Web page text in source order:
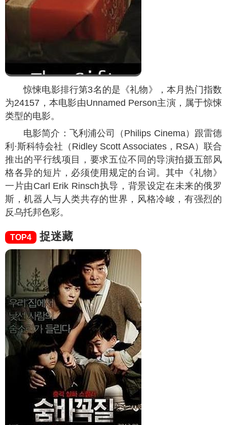
惊悚电影排行第3名的是《礼物》，本月热门指数
为24157 ，本电影由Unnamed Person主演，属于惊悚
类型的电影。
电影简介：飞利浦公司（Philips Cinema）跟雷德
利·斯科特会社（Ridley Scott Associates，RSA）联合
推出的平行线项目，要求五位不同的导演拍摄五部风
格各异的短片，必须使用规定的台词。其中《礼物》
一片由Carl Erik Rinsch执导，背景设定在未来的俄罗
斯，机器人与人类共存的世界，风格冷峻，有强烈的
反乌托邦色彩。
TOP4 捉迷藏